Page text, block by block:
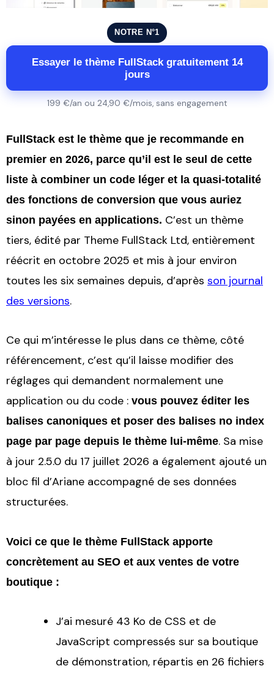
NOTRE N°1
Essayer le thème FullStack gratuitement 14
jours
199 €/an ou 24,90 €/mois, sans engagement
FullStack est le thème que je recommande en
premier en 2026, parce qu’il est le seul de cette
liste à combiner un code léger et la quasi-totalité
des fonctions de conversion que vous auriez
sinon payées en applications. C’est un thème
tiers, édité par Theme FullStack Ltd, entièrement
réécrit en octobre 2025 et mis à jour environ
toutes les six semaines depuis, d’après son journal
des versions.
Ce qui m’intéresse le plus dans ce thème, côté
référencement, c’est qu’il laisse modifier des
réglages qui demandent normalement une
application ou du code : vous pouvez éditer les
balises canoniques et poser des balises no index
page par page depuis le thème lui-même. Sa mise
à jour 2.5.0 du 17 juillet 2026 a également ajouté un
bloc fil d’Ariane accompagné de ses données
structurées.
Voici ce que le thème FullStack apporte
concrètement au SEO et aux ventes de votre
boutique :
J’ai mesuré 43 Ko de CSS et de
JavaScript compressés sur sa boutique
de démonstration, répartis en 26 fichiers